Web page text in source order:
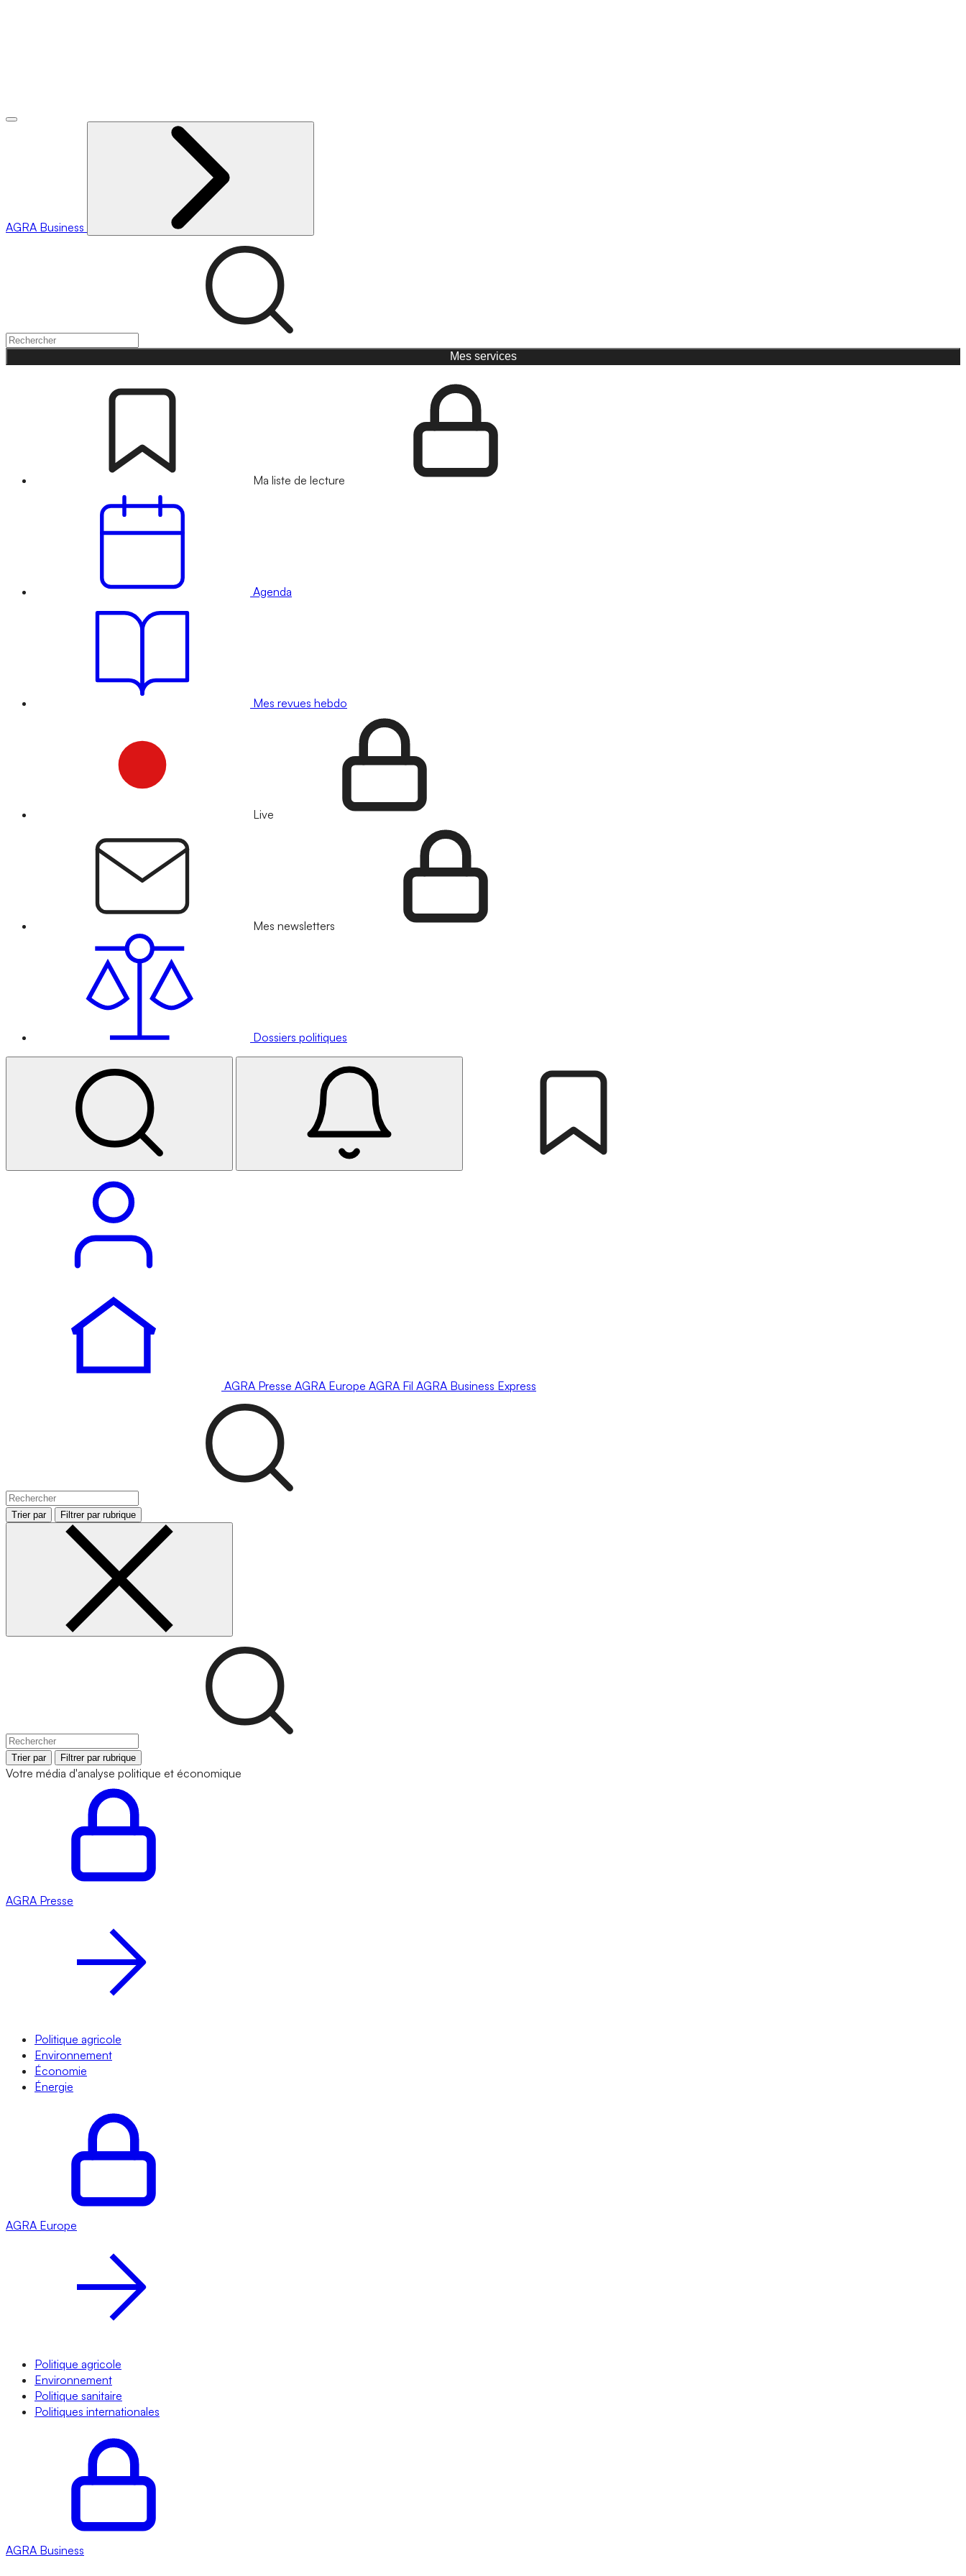
AGRA Business
Mes services
Ma liste de lecture
Agenda
Mes revues hebdo
Live
Mes newsletters
Dossiers politiques
AGRA Presse AGRA Europe AGRA Fil AGRA Business Express
Trier par Filtrer par rubrique
Trier par Filtrer par rubrique
Votre média d'analyse politique et économique
AGRA Presse
Politique agricole
Environnement
Économie
Énergie
AGRA Europe
Politique agricole
Environnement
Politique sanitaire
Politiques internationales
AGRA Business